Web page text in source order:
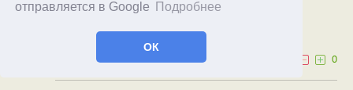
отправляется в Google
Подробнее
ОК
solus Оля
06:14
0